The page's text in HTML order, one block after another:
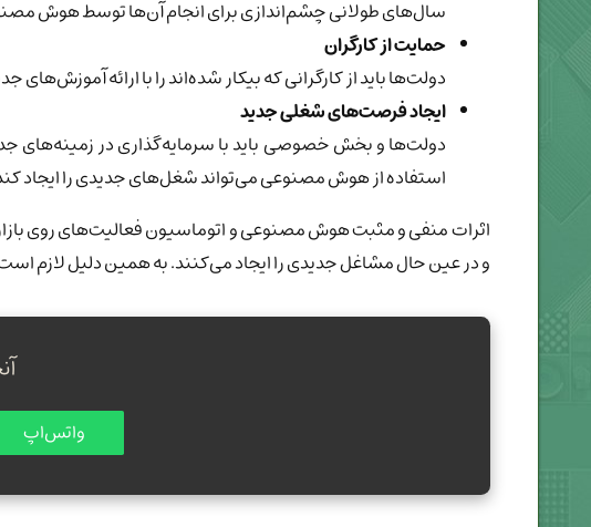
سال‌های طولانی چشم‌اندازی برای انجام آن‌ها توسط هوش
حمایت از کارگران
دولت‌ها باید از کارگرانی که بیکار شده‌اند را با ارائه
ایجاد فرصت‌های شغلی جدید
دولت‌ها و بخش خصوصی باید با سرمایه‌گذاری در زمینه‌های
استفاده از هوش مصنوعی می‌تواند شغل‌های جدیدی را ایجاد
اثرات منفی و مثبت هوش مصنوعی و اتوماسیون فعالیت‌های روی بازار
و در عین حال مشاغل جدیدی را ایجاد می‌کنند. به همین دلیل لازم است
واتس‌اپ